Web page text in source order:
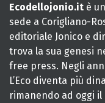
Ecodellojonio.it è
sede a Corigliano-
editoriale Jonico e
trova la sua genesi
free press. Negli
L’Eco diventa più
rimanendo ad oggi